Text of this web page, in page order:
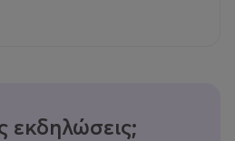
εκδηλώσεις;